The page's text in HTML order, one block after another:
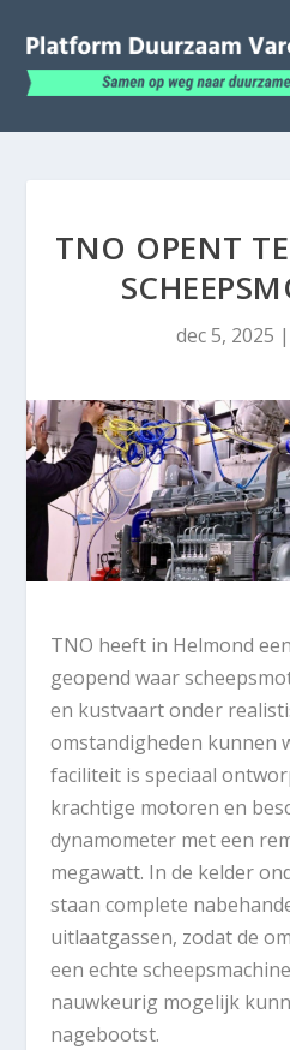
TNO OPENT
dec 5, 2025 |
TNO heeft in Helmond
geopend waar
en kustvaart onder
omstandigheden kunnen
faciliteit is speciaal
krachtige motoren en
dynamometer met een
megawatt. In de kelder
staan complete
uitlaatgassen, zodat de
een echte
nauwkeurig mogelijk
nagebootst.